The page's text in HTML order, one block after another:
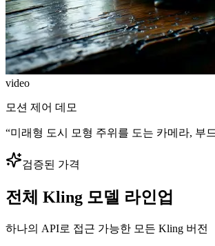
video
모션 제어 데모
“미래형 도시 모형 주위를 도는 카메라, 부
검증된 가격
전체 Kling 모델 라인업
하나의 API로 접근 가능한 모든 Kling 버전